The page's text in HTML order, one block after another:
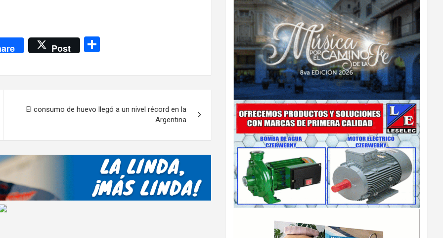
Post
m
ar
El consumo de huevo llegó a un nivel récord en la
Argentina